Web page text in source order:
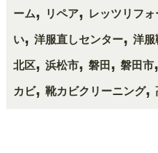
ーム, リペア, レッツリフ
い, 洋服直しセンター, 洋服
北区, 浜松市, 磐田 , 磐田市,
カビ, 靴カビクリーニング,